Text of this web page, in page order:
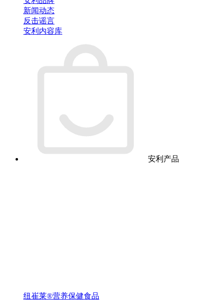
新闻动态
反击谣言
安利内容库
安利产品
纽崔莱®营养保健食品